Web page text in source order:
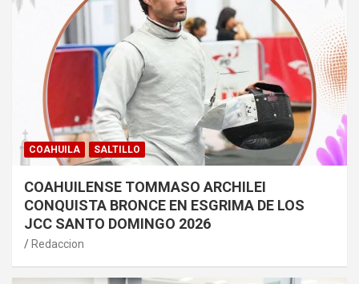
COAHUILA SALTILLO
COAHUILENSE TOMMASO ARCHILEI
CONQUISTA BRONCE EN ESGRIMA DE LOS
JCC SANTO DOMINGO 2026
Redaccion